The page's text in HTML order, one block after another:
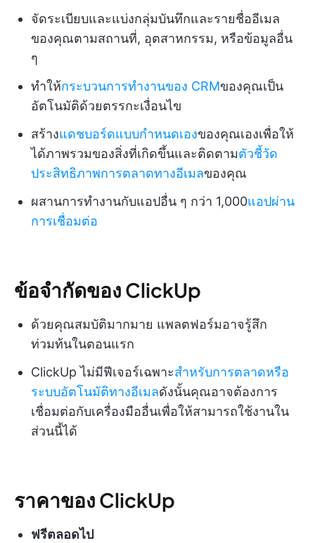
จัดระเบียบและแบ่งกลุ่มบันทึกและรายชื่ออีเมล
ของคุณตามสถานที่, อุตสาหกรรม, หรือข้อมูลอื่น
ๆ
ทำให้กระบวนการทำงานของ CRMของคุณเป็น
อัตโนมัติด้วยตรรกะเงื่อนไข
สร้างแดชบอร์ดแบบกำหนดเองของคุณเองเพื่อให้
ได้ภาพรวมของสิ่งที่เกิดขึ้นและติดตามตัวชี้วัด
ประสิทธิภาพการตลาดทางอีเมลของคุณ
ผสานการทำงานกับแอปอื่น ๆ กว่า 1,000แอปผ่าน
การเชื่อมต่อ
ข้อจำกัดของ ClickUp
ด้วยคุณสมบัติมากมาย แพลตฟอร์มอาจรู้สึก
ท่วมท้นในตอนแรก
ClickUp ไม่มีฟีเจอร์เฉพาะสำหรับการตลาดหรือ
ระบบอัตโนมัติทางอีเมลดังนั้นคุณอาจต้องการ
เชื่อมต่อกับเครื่องมืออื่นเพื่อให้สามารถใช้งานใน
ส่วนนี้ได้
ราคาของ ClickUp
ฟรีตลอดไป